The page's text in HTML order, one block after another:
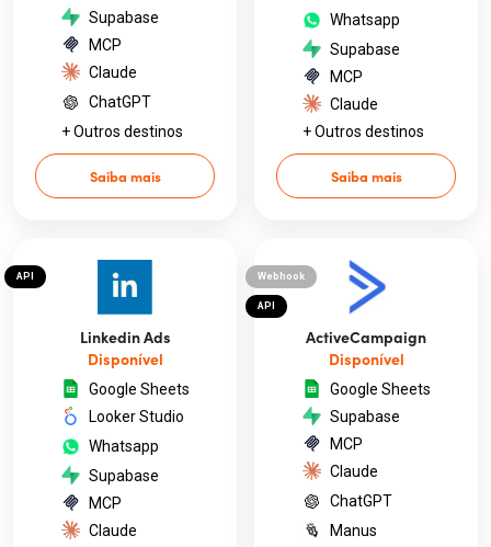
Supabase
MCP
Claude
ChatGPT
+ Outros destinos
Saiba mais
Whatsapp
Supabase
MCP
Claude
+ Outros destinos
Saiba mais
API
Linkedin Ads
Disponível
Google Sheets
Looker Studio
Whatsapp
Supabase
MCP
Claude
Webhook
API
ActiveCampaign
Disponível
Google Sheets
Supabase
MCP
Claude
ChatGPT
Manus